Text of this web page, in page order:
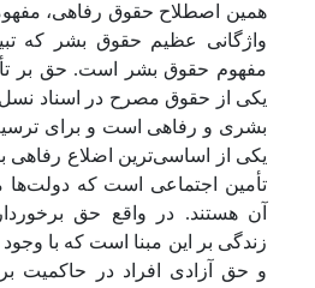
همین اصطلاح حقوق رفاهی،
واژگانی عظیم حقوق بشر که
مفهوم حقوق بشر است. حق بر
یکی از حقوق مصرح در اسناد
بشری و رفاهی است و برای
یکی از اساسی‌ترین اضلاع
تأمین اجتماعی است که دولت‌ها
آن هستند. در واقع حق
زندگی بر این مبنا است که با
و حق آزادی افراد در حاکمیت